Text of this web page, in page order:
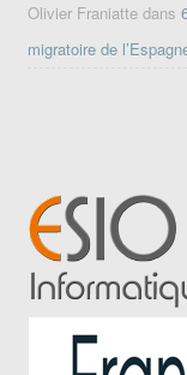
Olivier Franiatte dans
migratoire de